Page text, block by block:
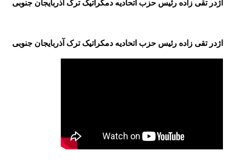
اژدر تقی زاده رئیس حزب اتحادیه دمکراتیک ترک آذربایجان جنوبی
اژدر تقی زاده رئیس حزب اتحادیه دمکراتیک ترک آذربایجان جنوبی